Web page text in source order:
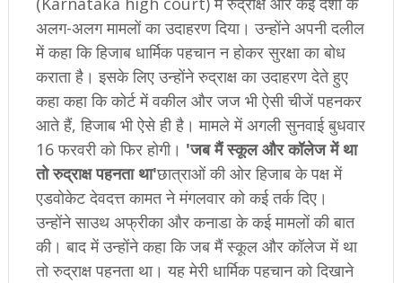
अलग-अलग मामलों का उदाहरण दिया। उन्‍होंने अपनी दलील
में कहा क‍ि ह‍िजाब धार्मिक पहचान न होकर सुरक्षा का बोध
कराता है। इसके लिए उन्‍होंने रुद्राक्ष का उदाहरण देते हुए
कहा कहा क‍ि कोर्ट में वकील और जज भी ऐसी चीजें पहनकर
आते हैं, ह‍िजाब भी ऐसे ही है। मामले में अगली सुनवाई बुधवार
16 फरवरी को फिर होगी। 'जब मैं स्कूल और कॉलेज में था
तो रुद्राक्ष पहनता था'छात्राओं की ओर ह‍िजाब के पक्ष में
एडवोकेट देवदत्त कामत ने मंगलवार को कई तर्क दिए।
उन्‍होंने साउथ अफ्रीका और कनाडा के कई मामलों की बात
की। बाद में उन्‍होंने कहा क‍ि जब मैं स्कूल और कॉलेज में था
तो रुद्राक्ष पहनता था। यह मेरी धार्मिक पहचान को दिखाने